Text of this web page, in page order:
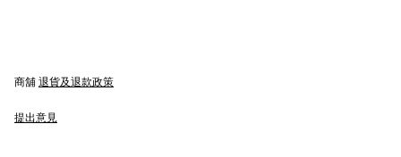
商舖 退貨及退款政策
提出意見